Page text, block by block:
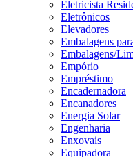
Eletricista
Eletrônicos
Elevadores
Embalagens
Embalagens/
Empório
Empréstimo
Encadernadora
Encanadores
Energia Solar
Engenharia
Enxovais
Equipadora